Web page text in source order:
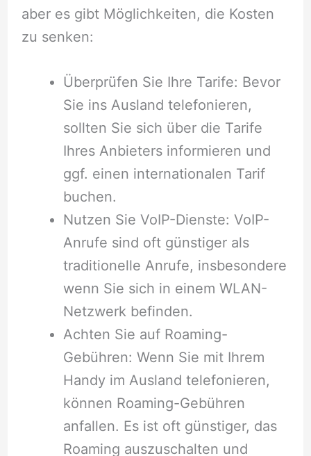
aber es gibt Möglichkeiten, die Kosten
zu senken:
Überprüfen Sie Ihre Tarife: Bevor
Sie ins Ausland telefonieren,
sollten Sie sich über die Tarife
Ihres Anbieters informieren und
ggf. einen internationalen Tarif
buchen.
Nutzen Sie VoIP-Dienste: VoIP-
Anrufe sind oft günstiger als
traditionelle Anrufe, insbesondere
wenn Sie sich in einem WLAN-
Netzwerk befinden.
Achten Sie auf Roaming-
Gebühren: Wenn Sie mit Ihrem
Handy im Ausland telefonieren,
können Roaming-Gebühren
anfallen. Es ist oft günstiger, das
Roaming auszuschalten und